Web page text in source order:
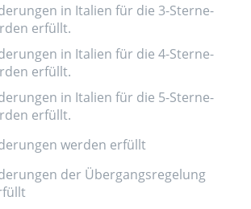
in Italien für die 3-Sterne-
erfüllt.
in Italien für die 4-Sterne-
erfüllt.
in Italien für die 5-Sterne-
erfüllt.
werden erfüllt
der Übergangsregelung